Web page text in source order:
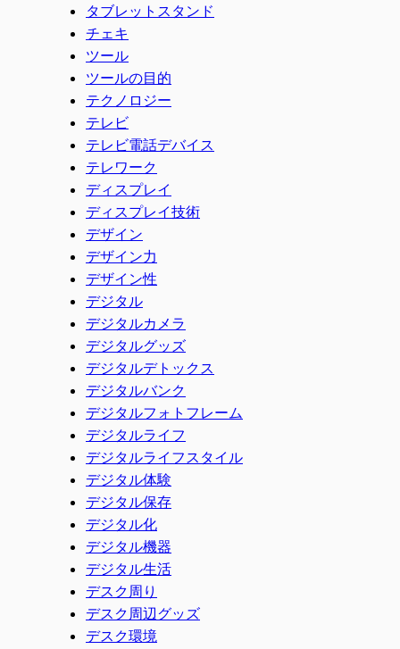
タブレットスタンド
チェキ
ツール
ツールの目的
テクノロジー
テレビ
テレビ電話デバイス
テレワーク
ディスプレイ
ディスプレイ技術
デザイン
デザイン力
デザイン性
デジタル
デジタルカメラ
デジタルグッズ
デジタルデトックス
デジタルバンク
デジタルフォトフレーム
デジタルライフ
デジタルライフスタイル
デジタル体験
デジタル保存
デジタル化
デジタル機器
デジタル生活
デスク周り
デスク周辺グッズ
デスク環境